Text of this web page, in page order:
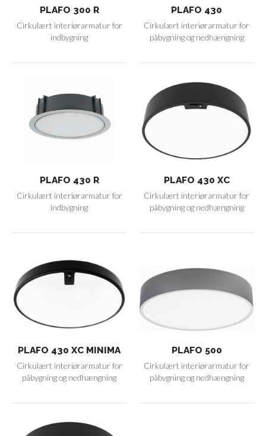
PLAFO 300 R
Cirkulært interiørarmatur for
indbygning
PLAFO 430
Cirkulært interiørarmatur for
påbygning og nedhængning
PLAFO 430 R
Cirkulært interiørarmatur for
indbygning
PLAFO 430 XC
Cirkulært interiørarmatur for
påbygning og nedhængning
PLAFO 430 XC MINIMA
Cirkulært interiørarmatur for
påbygning og nedhængning
PLAFO 500
Cirkulært interiørarmatur for
påbygning og nedhængning